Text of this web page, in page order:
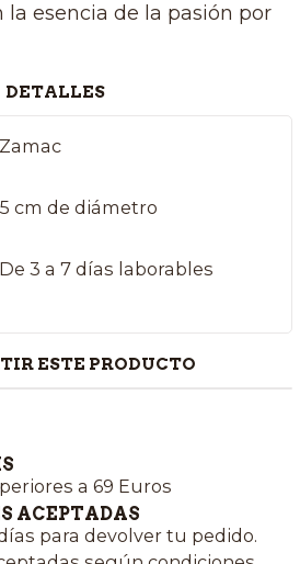
la esencia de la pasión por
DETALLES
Zamac
5 cm de diámetro
De 3 a 7 días laborables
ESTE PRODUCTO
a 69 Euros
ACEPTADAS
para devolver tu pedido.